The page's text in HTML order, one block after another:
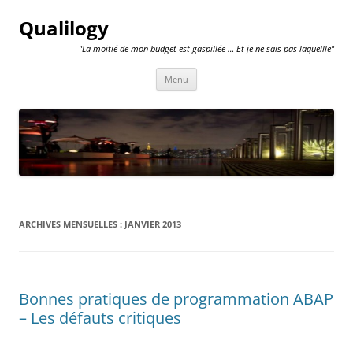
Qualilogy
"La moitié de mon budget est gaspillée … Et je ne sais pas laquellle"
Menu
ARCHIVES MENSUELLES : JANVIER 2013
Bonnes pratiques de programmation ABAP
– Les défauts critiques